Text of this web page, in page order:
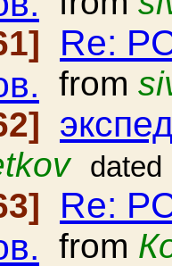
Re:
from
dated
Re:
from